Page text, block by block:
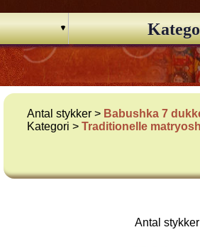
Antal stykker > Babushka 7
Kategori >Traditionelle
Antal